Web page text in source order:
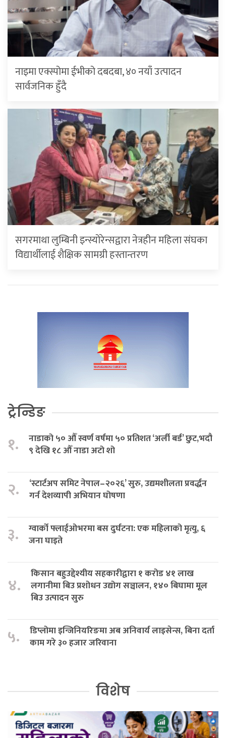
नाइमा एक्स्पोमा ईभीको दबदबा, ४० नयाँ उत्पादन
सार्वजनिक हुँदै
सगरमाथा लुम्बिनी इन्स्योरेन्सद्वारा नेत्रहीन महिला संघका
विद्यार्थीलाई शैक्षिक सामग्री हस्तान्तरण
ट्रेन्डिङ
१.
नाडाको ५० औँ स्वर्ण वर्षमा ५० प्रतिशत ‘अर्ली बर्ड’ छुट,भदौ
९ देखि १८ औँ नाडा अटो शो
२.
‘स्टार्टअप समिट नेपाल–२०२६’ सुरु, उद्यमशीलता प्रवर्द्धन
गर्न देशव्यापी अभियान घोषणा
३.
ग्वार्को फ्लाईओभरमा बस दुर्घटना: एक महिलाको मृत्यु, ६
जना घाइते
४.
किसान बहुउद्देश्यीय सहकारीद्वारा १ करोड ४१ लाख
लगानीमा बिउ प्रशोधन उद्योग सञ्चालन, १४० बिघामा मूल
बिउ उत्पादन सुरु
५.
डिप्लोमा इन्जिनियरिङमा अब अनिवार्य लाइसेन्स, बिना दर्ता
काम गरे ३० हजार जरिवाना
विशेष